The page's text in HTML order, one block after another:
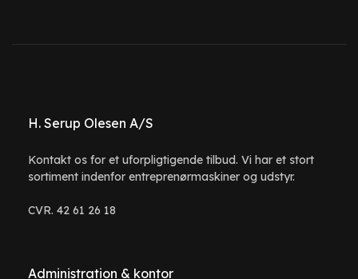
H. Serup Olesen A/S
Kontakt os for et uforpligtigende tilbud. Vi har et stort
sortiment indenfor entreprenørmaskiner og udstyr.
CVR. 42 61 26 18
Administration & kontor